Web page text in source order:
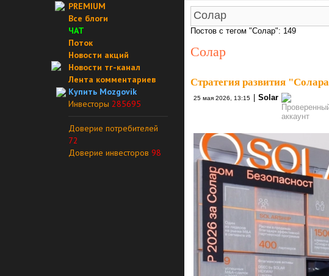
PREMIUM
Все блоги
ЧАТ
Поток
Новости акций
Новости тг-канал
Лента комментариев
Купить Mozgovik
Инвесторы 285695
Доверие потребителей
72
Доверие инвесторов 98
Постов с тегом "Солар": 149
Солар
Стратегия развития
25 мая 2026, 13:15 | Solar